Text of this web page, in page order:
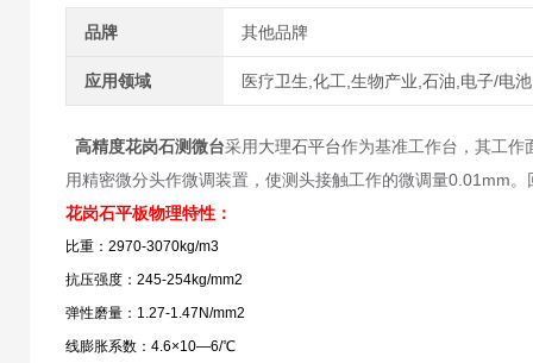
品牌 其他品牌
应用领域 医疗卫生,化工,生物产业,石油,电子/电池
高精度花岗石测微台采用大理石平台作为基准工作台，其工作
用精密微分头作微调装置，使测头接触工作的微调量0.01mm
花岗石平板物理特性：
比重：2970-3070kg/m3
抗压强度：245-254kg/mm2
弹性磨量：1.27-1.47N/mm2
线膨胀系数：4.6×10—6/℃